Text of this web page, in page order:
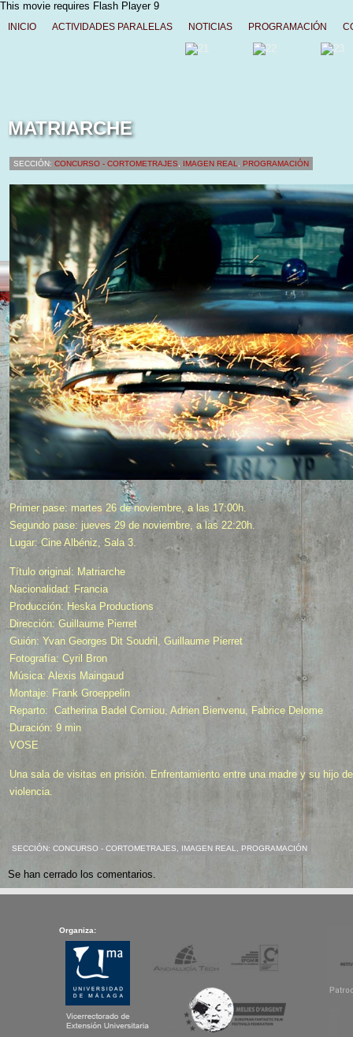
This movie requires Flash Player 9
INICIO ACTIVIDADES PARALELAS NOTICIAS PROGRAMACIÓN
MATRIARCHE
SECCIÓN: CONCURSO - CORTOMETRAJES IMAGEN REAL PROGRAMACIÓN
Primer pase: martes 26 de noviembre, a las 17:00h.
Segundo pase: jueves 29 de noviembre, a las 22:20h.
Lugar: Cine Albéniz, Sala 3.
Título original: Matriarche
Nacionalidad: Francia
Producción: Heska Productions
Dirección: Guillaume Pierret
Guión: Yvan Georges Dit Soudril, Guillaume Pierret
Fotografía: Cyril Bron
Música: Alexis Maingaud
Montaje: Frank Groeppelin
Reparto: Catherina Badel Corniou, Adrien Bienvenu, Fabrice Delome
Duración: 9 min
VOSE
Una sala de visitas en prisión. Enfrentamiento entre una madre y su hijo
violencia.
SECCIÓN: CONCURSO - CORTOMETRAJES IMAGEN REAL PROGRAMACIÓN
Se han cerrado los comentarios.
Organiza: